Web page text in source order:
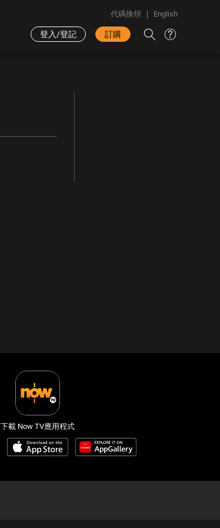
代碼換領 English
登入/登記 訂購
下載 Now TV應用程式